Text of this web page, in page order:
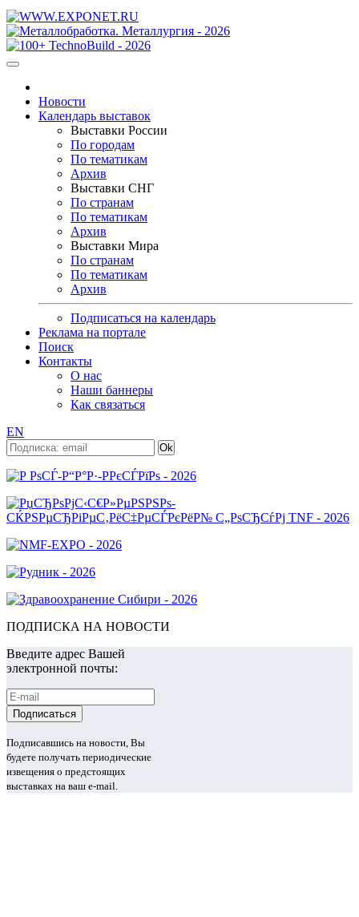
Новости
Календарь выставок
Выставки России
По городам
По тематикам
Архив
Выставки СНГ
По странам
По тематикам
Архив
Выставки Мира
По странам
По тематикам
Архив
Подписаться на календарь
Реклама на портале
Поиск
Контакты
О нас
Наши баннеры
Как связаться
EN
ПОДПИСКА НА НОВОСТИ
Введите адрес Вашей
электронной почты:
Подписавшись на новости, Вы
будете получать периодические
извещения о предстоящих
выставках на ваш e-mail.